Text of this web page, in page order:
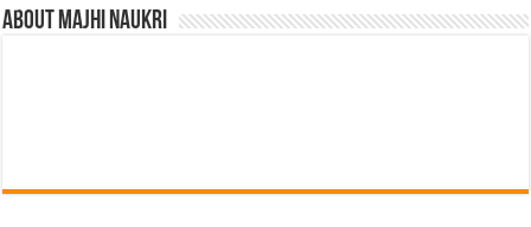
About Majhi Naukri